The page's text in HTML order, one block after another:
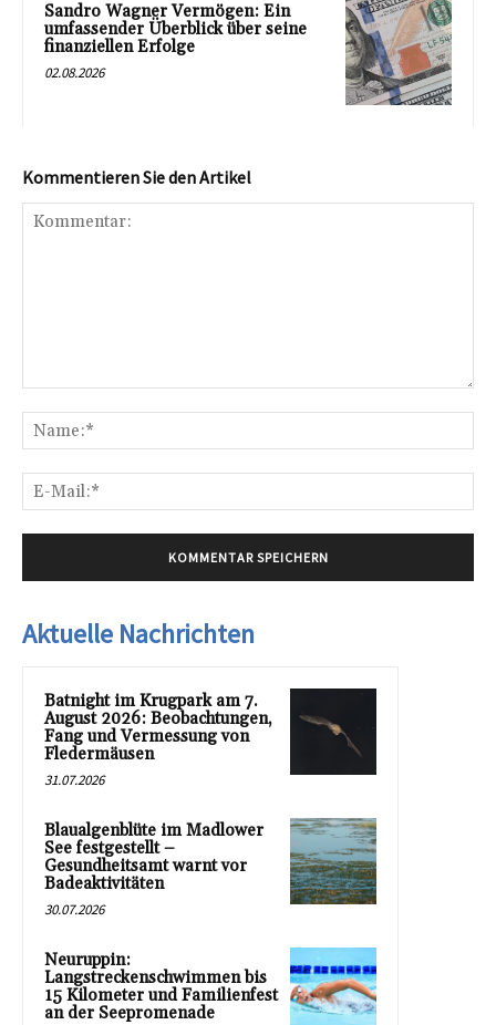
Sandro Wagner Vermögen: Ein
umfassender Überblick über seine
finanziellen Erfolge
02.08.2026
Kommentieren Sie den Artikel
Aktuelle Nachrichten
Batnight im Krugpark am 7.
August 2026: Beobachtungen,
Fang und Vermessung von
Fledermäusen
31.07.2026
Blaualgenblüte im Madlower
See festgestellt –
Gesundheitsamt warnt vor
Badeaktivitäten
30.07.2026
Neuruppin:
Langstreckenschwimmen bis
15 Kilometer und Familienfest
an der Seepromenade